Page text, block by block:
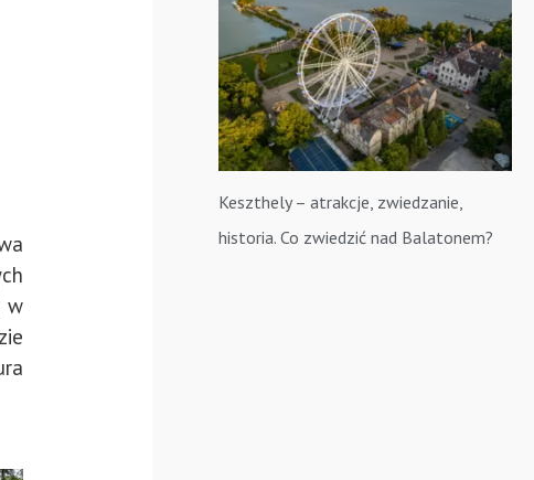
w
Keszthely – atrakcje, zwiedzanie,
historia. Co zwiedzić nad Balatonem?